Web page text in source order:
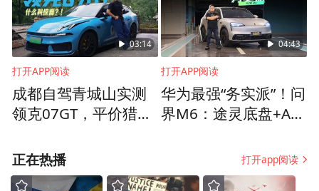
图片2：公司车间
市场需求即财富方向。恒昇科技敢为人先、
出优异的应用性能。全新一代制动器的投
产，解决了传统重型卡车在制动方面存在的
03:14
打开APP阅读
成都自驾青城山实测
领克07GT，平价猎装
04:43
打开APP阅读
华为最强“务实派”！问
界M6：途灵底盘+AD
正在热播 打开app阅读